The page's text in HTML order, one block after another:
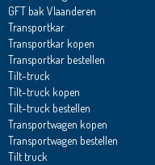
GFT bak Vlaanderen
Transportkar
Transportkar kopen
Transportkar bestellen
Tilt-truck
Tilt-truck kopen
Tilt-truck bestellen
Transportwagen kopen
Transportwagen bestellen
Tilt truck